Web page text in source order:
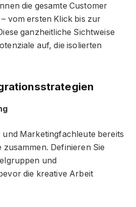
die gesamte Customer
vom ersten Klick bis zur
ganzheitliche Sichtweise
auf, die isolierten
und Marketingfachleute bereits
zusammen. Definieren Sie
und
die kreative Arbeit